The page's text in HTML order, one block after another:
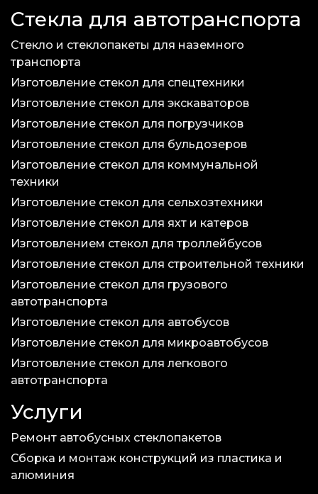
Стекла для автотранспорта
Стекло и стеклопакеты для наземного
транспорта
Изготовление стекол для спецтехники
Изготовление стекол для экскаваторов
Изготовление стекол для погрузчиков
Изготовление стекол для бульдозеров
Изготовление стекол для коммунальной
техники
Изготовление стекол для сельхозтехники
Изготовление стекол для яхт и катеров
Изготовлением стекол для троллейбусов
Изготовление стекол для строительной техники
Изготовление стекол для грузового
автотранспорта
Изготовление стекол для автобусов
Изготовление стекол для микроавтобусов
Изготовление стекол для легкового
автотранспорта
Услуги
Ремонт автобусных стеклопакетов
Сборка и монтаж конструкций из пластика и
алюминия